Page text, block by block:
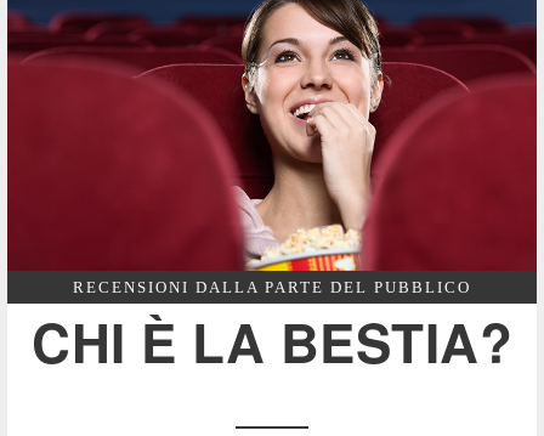
RECENSIONI DALLA PARTE DEL PUBBLICO
CHI È LA BESTIA?